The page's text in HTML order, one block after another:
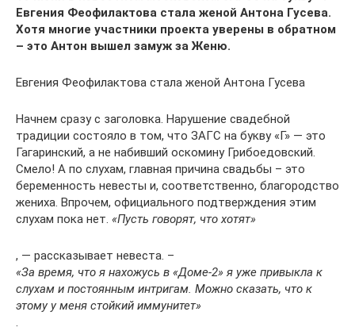
Евгения Феофилактова стала женой Антона Гусева.
Хотя многие участники проекта уверены в обратном
– это Антон вышел замуж за Женю.
Евгения Феофилактова стала женой Антона Гусева
Начнем сразу с заголовка. Нарушение свадебной
традиции состояло в том, что ЗАГС на букву «Г» — это
Гагаринский, а не набивший оскомину Грибоедовский.
Смело! А по слухам, главная причина свадьбы – это
беременность невесты и, соответственно, благородство
жениха. Впрочем, официального подтверждения этим
слухам пока нет. «Пусть говорят, что хотят»
, — рассказывает невеста. –
«За время, что я нахожусь в «Доме-2» я уже привыкла к
слухам и постоянным интригам. Можно сказать, что к
этому у меня стойкий иммунитет»
.